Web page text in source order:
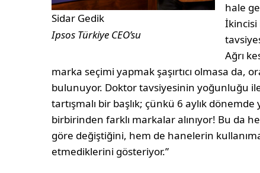
Sidar Gedik
Ipsos Türkiye CEO’su
hale
İkincisi
Ağrı
marka seçimi yapmak şaşırtıcı olmasa da,
bulunuyor. Doktor tavsiyesinin yoğunluğu
tartışmalı bir başlık; çünkü 6 aylık dönemde
birbirinden farklı markalar alınıyor! Bu da
göre değiştiğini, hem de hanelerin
etmediklerini gösteriyor.”